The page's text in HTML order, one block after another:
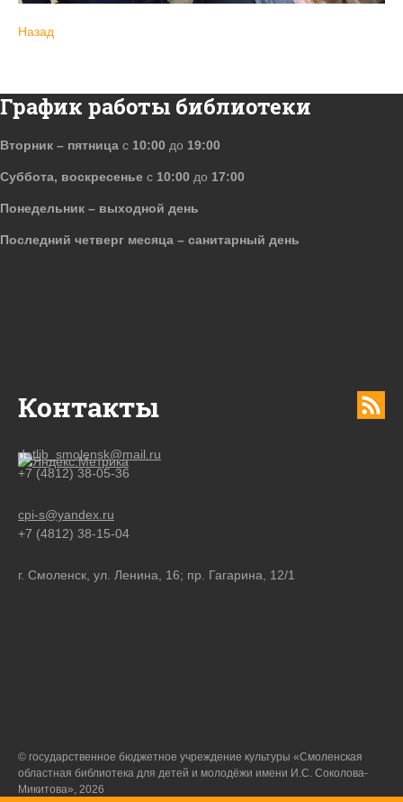
Назад
Контакты
detlib_smolensk@mail.ru
+7 (4812) 38-05-36
cpi-s@yandex.ru
+7 (4812) 38-15-04
г. Смоленск, ул. Ленина, 16; пр. Гагарина, 12/1
График работы библиотеки
Вторник – пятница с 10:00 до 19:00
Суббота, воскресенье с 10:00 до 17:00
Понедельник – выходной день
Последний четверг месяца – санитарный день
© государственное бюджетное учреждение культуры «Смоленская
областная библиотека для детей и молодёжи имени И.С. Соколова-
Микитова», 2026